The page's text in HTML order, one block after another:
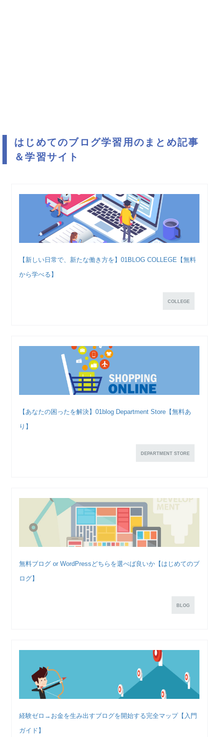
はじめてのブログ学習用のまとめ記事
＆学習サイト
【新しい日常で、新たな働き方を】01BLOG COLLEGE【無料
から学べる】
COLLEGE
【あなたの困ったを解決】01blog Department Store【無料あ
り】
DEPARTMENT STORE
無料ブログ or WordPressどちらを選べば良いか【はじめてのブ
ログ】
BLOG
経験ゼロ→お金を生み出すブログを開始する完全マップ【入門
ガイド】